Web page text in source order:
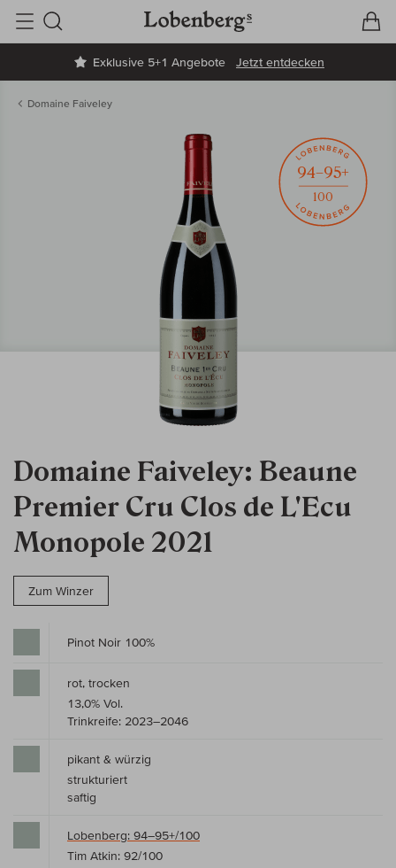
Exklusive 5+1 Angebote Jetzt entdecken
Suche
Domaine Faiveley
Domaine Faiveley: Beaune
Premier Cru Clos de L'Ecu
Monopole 2021
Zum Winzer
94–95+
100
Pinot Noir 100%
rot, trocken
13,0% Vol.
Trinkreife: 2023–2046
pikant & würzig
strukturiert
saftig
Lobenberg: 94–95+/100
Tim Atkin: 92/100